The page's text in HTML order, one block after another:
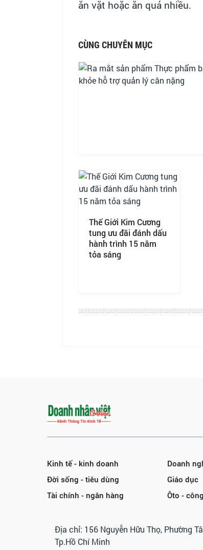
ăn vặt hoặc ăn quá nhiều.
CÙNG CHUYÊN MỤC
Thế Giới Kim Cương
tung ưu đãi đánh dấu
hành trình 15 năm
tỏa sáng
Kinh tế - kinh doanh Doanh
Đời sống - tiêu dùng
Giáo dục
Tài chính - ngân hàng
Ôto -
Địa chỉ: 156 Nguyễn Hữu Thọ, Phường
Tp.Hồ Chí Minh